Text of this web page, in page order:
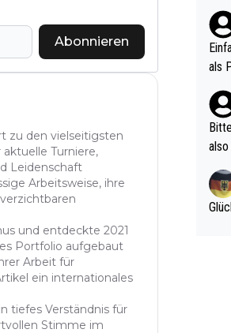
Abonnieren
zu den vielseitigsten
Turniere,
Leidenschaft
Arbeitsweise, ihre
und entdeckte 2021
Portfolio aufgebaut
Arbeit für
ein internationales
tiefes Verständnis für
Stimme im
als
nes
ttler
vV
als